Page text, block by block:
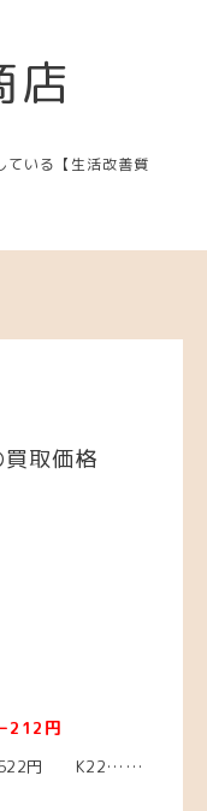
店
ている【生活改善質
取価格
212円
円 K22……